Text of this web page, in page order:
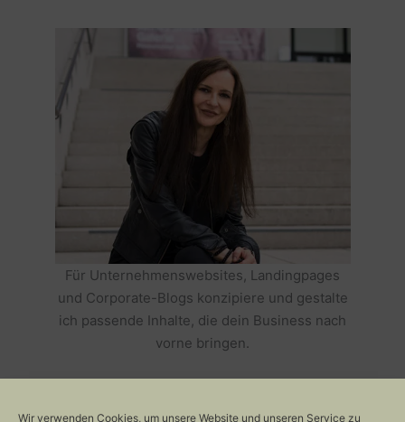
Wir verwenden Cookies, um unsere Website und unseren Service zu
Für Unternehmenswebsites, Landingpages
und Corporate-Blogs konzipiere und gestalte
ich passende Inhalte, die dein Business nach
vorne bringen.
ERFOLGREICH MACHEN >>